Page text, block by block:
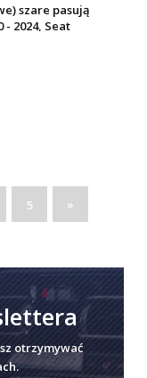
szare pasują
- 2024, Seat
5 »
otrzymywać